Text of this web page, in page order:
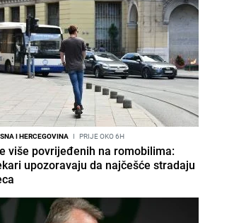
I HERCEGOVINA I PRIJE OKO 6H
više povrijeđenih na romobilima:
upozoravaju da najčešće stradaju